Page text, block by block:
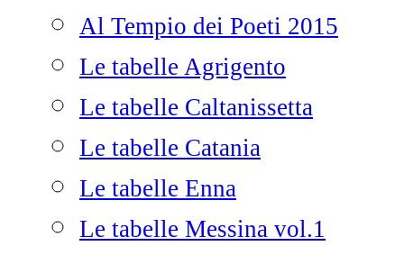
Al Tempio dei Poeti 2015
Le tabelle Agrigento
Le tabelle Caltanissetta
Le tabelle Catania
Le tabelle Enna
Le tabelle Messina vol.1